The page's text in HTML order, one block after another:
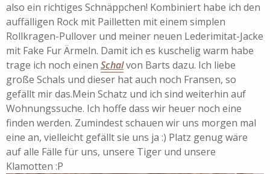
also ein richtiges Schnäppchen! Kombiniert habe ich den
auffälligen Rock mit Pailletten mit einem simplen
Rollkragen-Pullover und meiner neuen Lederimitat-Jacke
mit Fake Fur Ärmeln. Damit ich es kuschelig warm habe
trage ich noch einen Schalvon Barts dazu. Ich liebe
große Schals und dieser hat auch noch Fransen, so
gefällt mir das.Mein Schatz und ich sind weiterhin auf
Wohnungssuche. Ich hoffe dass wir heuer noch eine
finden werden. Zumindest schauen wir uns morgen mal
eine an, vielleicht gefällt sie uns ja :) Platz genug wäre
auf alle Fälle für uns, unsere Tiger und unsere
Klamotten :P